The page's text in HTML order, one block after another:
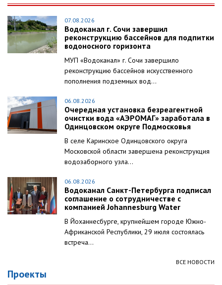
07.08.2026
Водоканал г. Сочи завершил
реконструкцию бассейнов для подпитки
водоносного горизонта
МУП «Водоканал» г. Сочи завершило
реконструкцию бассейнов искусственного
пополнения подземных вод...
06.08.2026
Очередная установка безреагентной
очистки вода «АЭРОМАГ» заработала в
Одинцовском округе Подмосковья
В селе Каринское Одинцовского округа
Московской области завершена реконструкция
водозаборного узла...
06.08.2026
Водоканал Санкт-Петербурга подписал
соглашение о сотрудничестве с
компанией Johannesburg Water
В Йоханнесбурге, крупнейшем городе Южно-
Африканской Республики, 29 июля состоялась
встреча...
ВСЕ НОВОСТИ
Проекты